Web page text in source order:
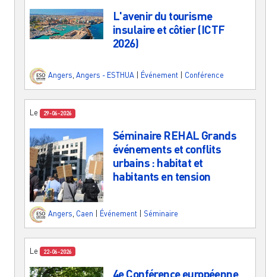
L'avenir du tourisme
insulaire et côtier (ICTF
2026)
Angers, Angers - ESTHUA Événement Conférence
Le 29-06-2026
Séminaire REHAL Grands
événements et conflits
urbains : habitat et
habitants en tension
Angers Caen Événement Séminaire
Le 22-06-2026
4e Conférence européenne